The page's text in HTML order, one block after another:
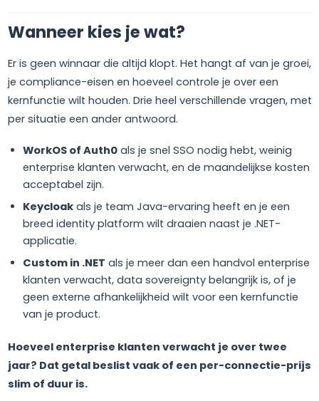
Wanneer kies je wat?
Er is geen winnaar die altijd klopt. Het hangt af van je groei,
je compliance-eisen en hoeveel controle je over een
kernfunctie wilt houden. Drie heel verschillende vragen, met
per situatie een ander antwoord.
WorkOS of Auth0als je snel SSO nodig hebt, weinig
enterprise klanten verwacht, en de maandelijkse kosten
acceptabel zijn.
Keycloakals je team Java-ervaring heeft en je een
breed identity platform wilt draaien naast je .NET-
applicatie.
Custom in .NET als je meer dan een handvol enterprise
klanten verwacht, data sovereignty belangrijk is, of je
geen externe afhankelijkheid wilt voor een kernfunctie
van je product.
Hoeveel enterprise klanten verwacht je over twee
jaar? Dat getal beslist vaak of een per-connectie-prijs
slim of duur is.